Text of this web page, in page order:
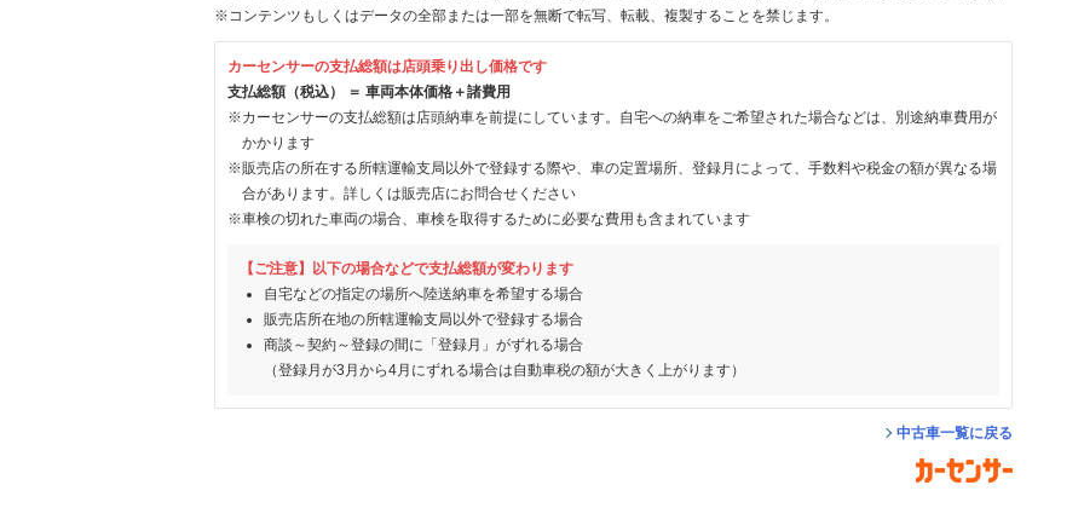
※コンテンツもしくはデータの全部または一部を無断で転写、転載、複製することを禁じます。
カーセンサーの支払総額は店頭乗り出し価格です
支払総額（税込） ＝ 車両本体価格＋諸費用
※カーセンサーの支払総額は店頭納車を前提にしています。自宅への納車をご希望された場合などは、別途納車費用が
かかります
※販売店の所在する所轄運輸支局以外で登録する際や、車の定置場所、登録月によって、手数料や税金の額が異なる場
合があります。詳しくは販売店にお問合せください
※車検の切れた車両の場合、車検を取得するために必要な費用も含まれています
【ご注意】以下の場合などで支払総額が変わります
自宅などの指定の場所へ陸送納車を希望する場合
販売店所在地の所轄運輸支局以外で登録する場合
商談～契約～登録の間に「登録月」がずれる場合
（登録月が3月から4月にずれる場合は自動車税の額が大きく上がります）
中古車一覧に戻る